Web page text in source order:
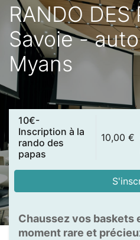
RANDO DES
Savoie -
Myans
10€-
Inscription à la
rando des
papas
10,00 €
Chaussez vos baskets
moment rare et